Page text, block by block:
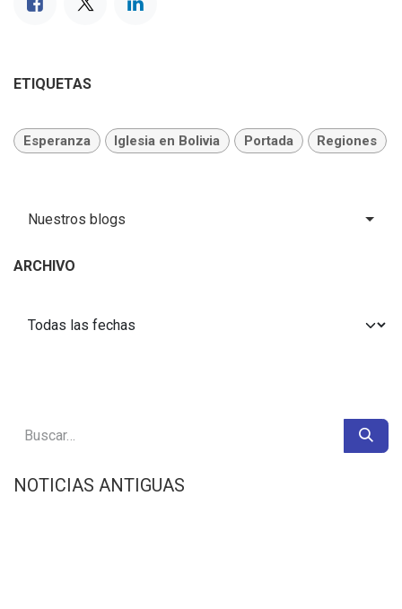
ETIQUETAS
Esperanza Iglesia en Bolivia Portada Regiones
Nuestros blogs
ARCHIVO
NOTICIAS ANTIGUAS